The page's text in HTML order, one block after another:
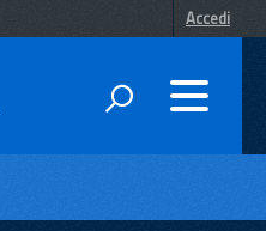
Accedi